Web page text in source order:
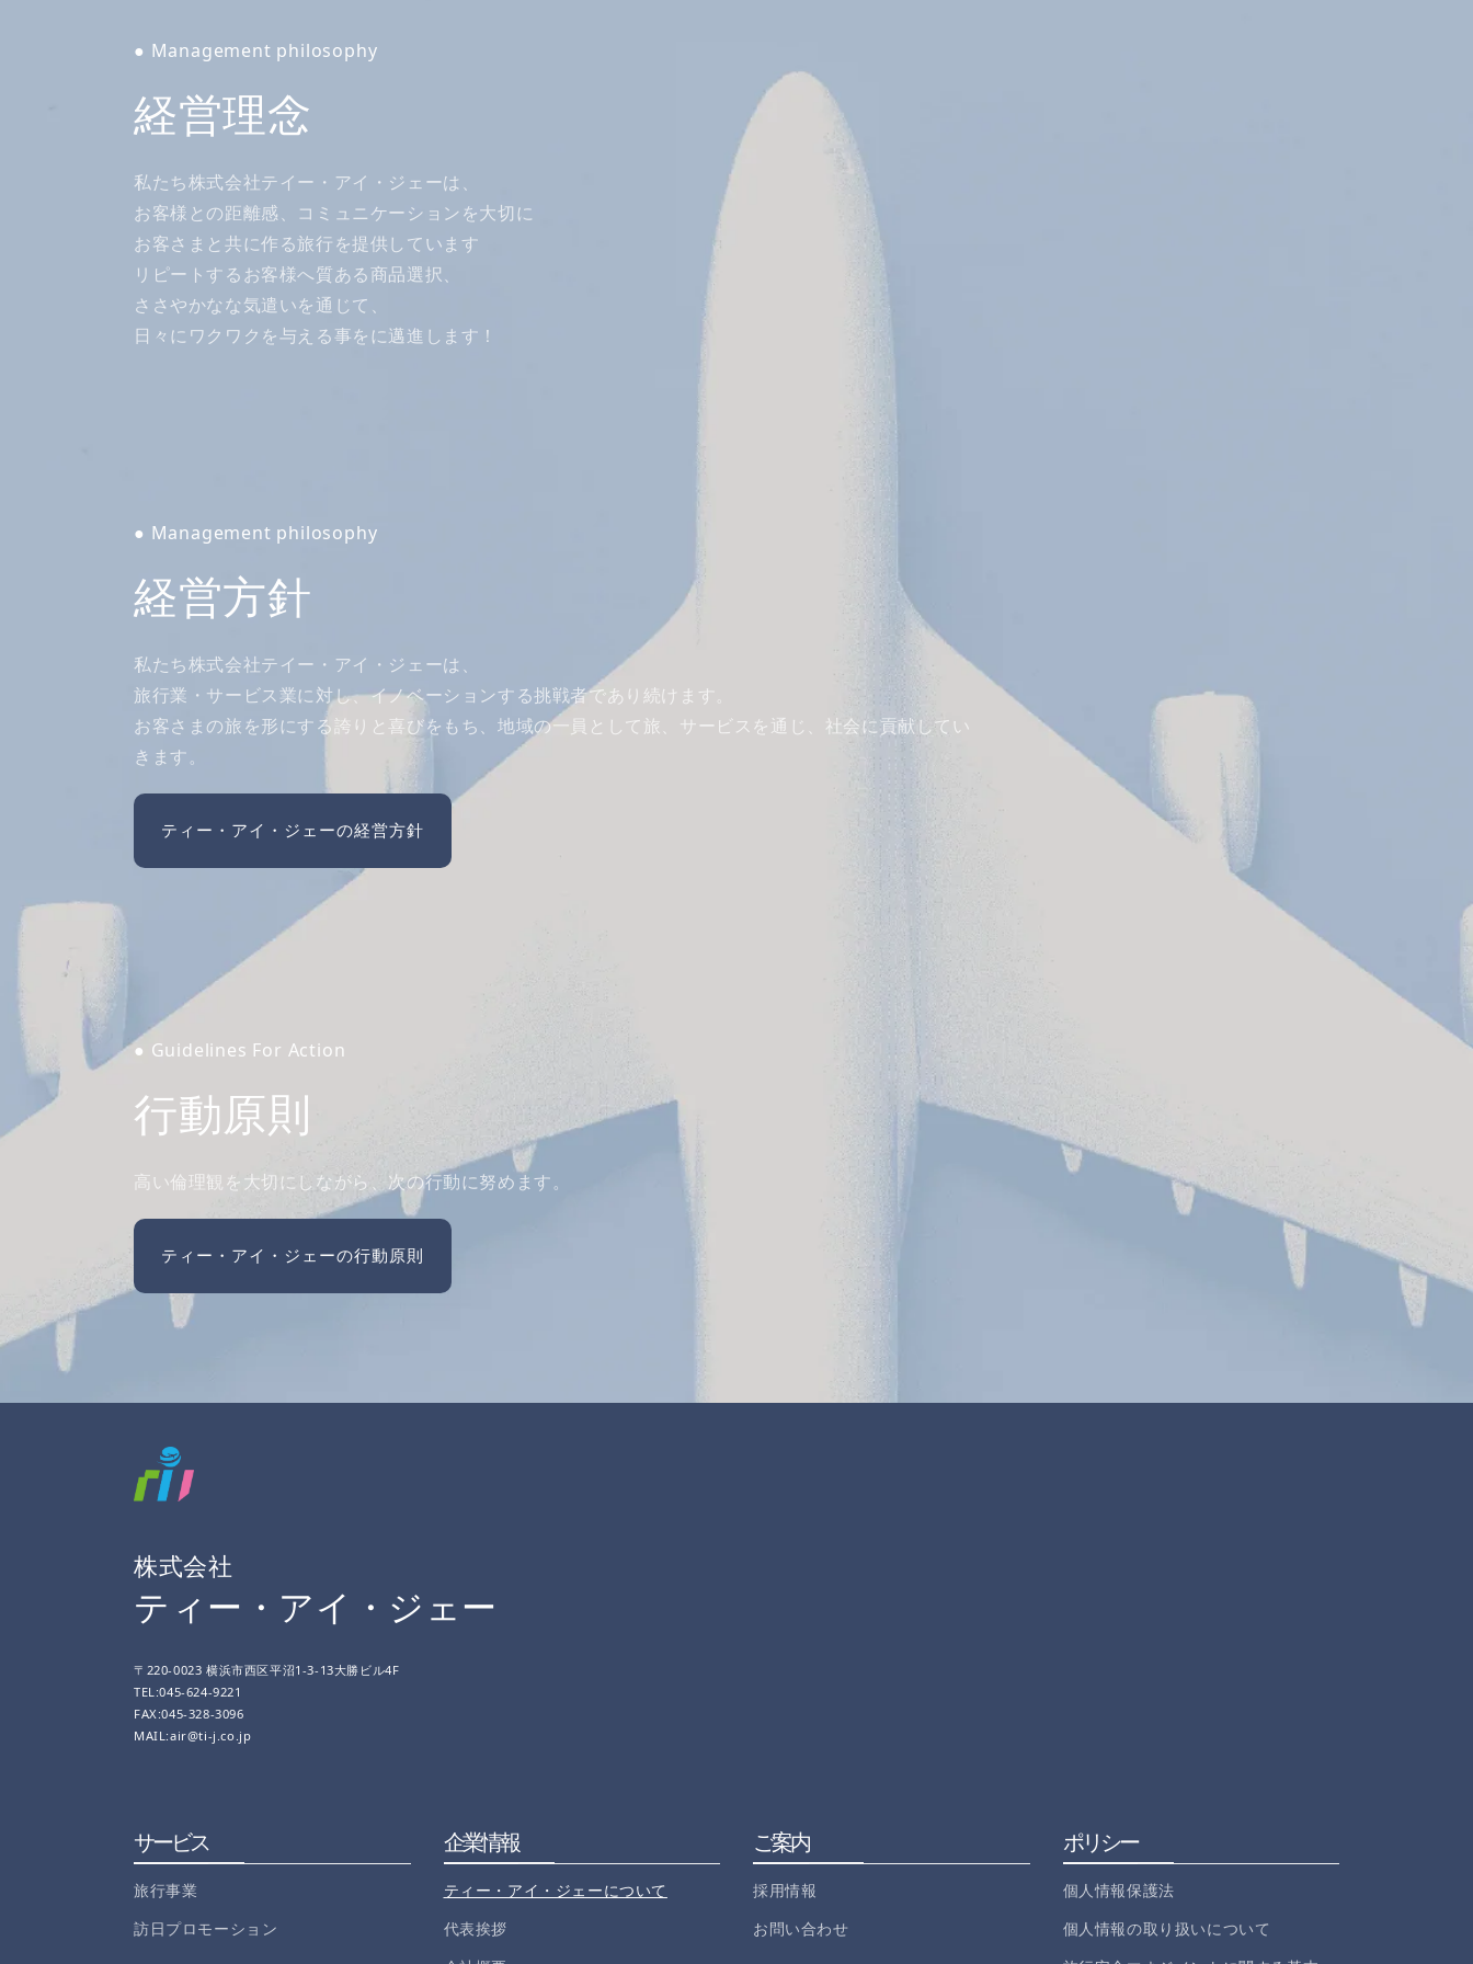
● Management philosophy
経営理念
私たち株式会社テイー・アイ・ジェーは、
お客様との距離感、コミュニケーションを大切に
お客さまと共に作る旅行を提供しています
リピートするお客様へ質ある商品選択、
ささやかなな気遣いを通じて、
日々にワクワクを与える事をに邁進します！
● Management philosophy
経営方針
私たち株式会社テイー・アイ・ジェーは、
旅行業・サービス業に対し、イノベーションする挑戦者であり続けます。
お客さまの旅を形にする誇りと喜びをもち、地域の一員として旅、サービスを通じ、社会に貢献してい
きます。
ティー・アイ・ジェーの経営方針
● Guidelines For Action
行動原則
高い倫理観を大切にしながら、次の行動に努めます。
ティー・アイ・ジェーの行動原則
株式会社
ティー・アイ・ジェー
〒220-0023 横浜市西区平沼1-3-13大勝ビル4F
TEL:045-624-9221
FAX:045-328-3096
MAIL:air@ti-j.co.jp
サービス
旅行事業
訪日プロモーション
企業情報
ティー・アイ・ジェーについて
代表挨拶
ご案内
採用情報
お問い合わせ
ポリシー
個人情報保護法
個人情報の取り扱いについて